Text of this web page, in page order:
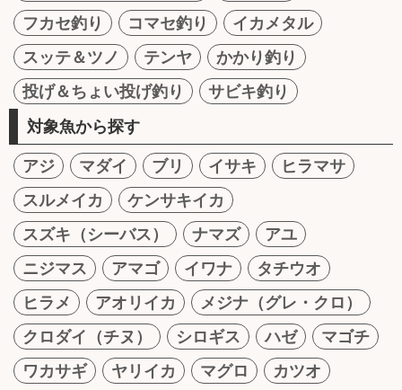
フカセ釣り
コマセ釣り
イカメタル
スッテ＆ツノ
テンヤ
かかり釣り
投げ＆ちょい投げ釣り
サビキ釣り
対象魚から探す
アジ マダイ ブリ イサキ
ヒラマサ
スルメイカ
ケンサキイカ
スズキ（シーバス）
ナマズ
アユ
ニジマス
アマゴ イワナ
タチウオ
ヒラメ
アオリイカ
メジナ（グレ・クロ）
クロダイ（チヌ）
シロギス ハゼ
マゴチ
ワカサギ
ヤリイカ マグロ
カツオ